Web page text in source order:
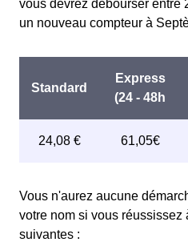
vous devrez débourser entre
un nouveau compteur à
Vous n'aurez aucune
votre nom si vous réussissez
suivantes :